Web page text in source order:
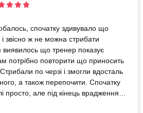
спочатку здивувало що
звісно ж не можна стрибати
виявилось що тренер показує
потрібно повторити що приносить
по черзі і змогли вдосталь
а також перепочити. Спочатку
просто, але під кінець врадження